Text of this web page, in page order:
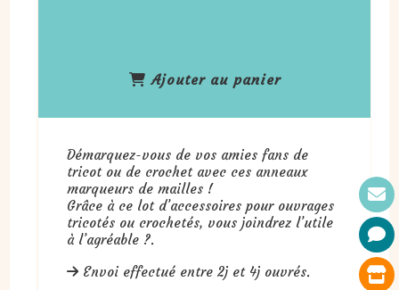
Ajouter au panier
Démarquez-vous de vos amies fans de
tricot ou de crochet avec ces anneaux
marqueurs de mailles !
Grâce à ce lot d’accessoires pour ouvrages
tricotés ou crochetés, vous joindrez l’utile
à l’agréable ?.
Envoi effectué entre 2j et 4j ouvrés.